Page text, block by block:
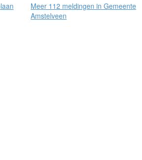
Meer 112 meldingen in Gemeente
Amstelveen